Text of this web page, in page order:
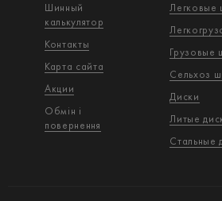
Шинный
калькулятор
Контакты
Карта сайта
Акции
Обмін і
повернення
Легковые
Грузовые
Сельхоз
Диски
Литые
Стальные